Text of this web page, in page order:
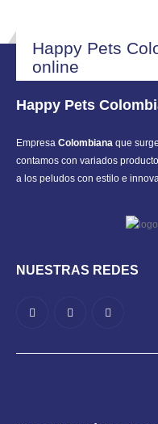
Happy Pets
online
Happy Pets
Empresa Colombiana que
contamos con variados
a los peludos con estilo e
NUESTRAS REDES